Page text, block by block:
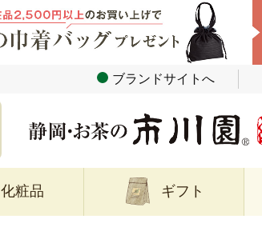
ブランドサイトへ
化粧品 ギフト